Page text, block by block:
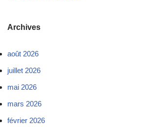
Archives
août 2026
juillet 2026
mai 2026
mars 2026
février 2026